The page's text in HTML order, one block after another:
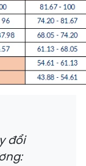
đổi